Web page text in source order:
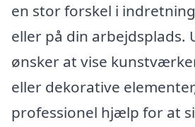
en stor forskel i
eller på din arbejdsplads.
ønsker at vise
eller dekorative
professionel hjælp for at